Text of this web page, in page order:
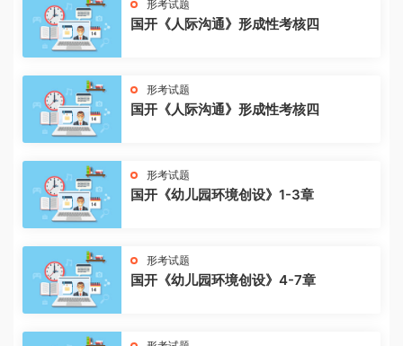
形考试题
国开《人际沟通》形成性考核四
形考试题
国开《人际沟通》形成性考核四
形考试题
国开《幼儿园环境创设》1-3章
形考试题
国开《幼儿园环境创设》4-7章